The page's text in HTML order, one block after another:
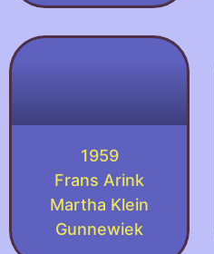
1959
Frans Arink
Martha Klein
Gunnewiek